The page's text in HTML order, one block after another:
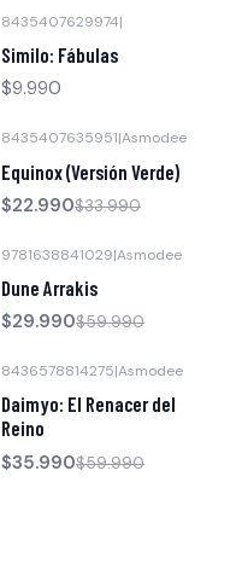
8435407629974|
Similo: Fábulas
$9.990
8435407635951|Asmodee
Equinox (Versión Verde)
$22.990$33.990
9781638841029|Asmodee
Dune Arrakis
$29.990$59.990
8436578814275|Asmodee
Daimyo: El Renacer del
Reino
$35.990$59.990